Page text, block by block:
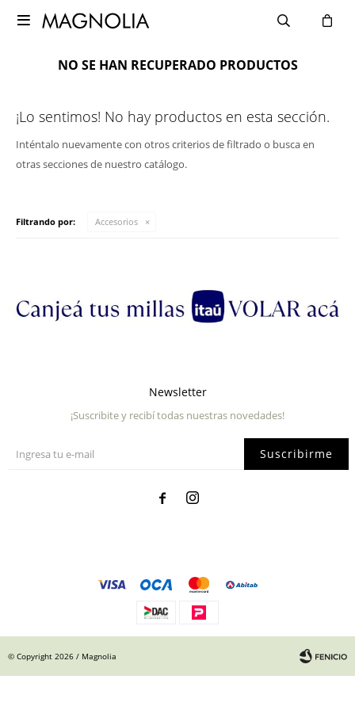

NO SE HAN RECUPERADO PRODUCTOS
¡Lo sentimos! No hay productos en esta sección.
Inténtalo nuevamente con otros criterios de filtrado o busca en
otras secciones de nuestro catálogo.
Filtrando por: Accesorios
Newsletter
¡Suscribite y recibí todas nuestras novedades!
Suscribirme
 
© Copyright 2026 / Magnolia